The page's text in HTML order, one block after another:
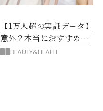
【1万人超の実証データ】
意外？本当におすすめな
運動とストレス解消法と
BEAUTY&HEALTH